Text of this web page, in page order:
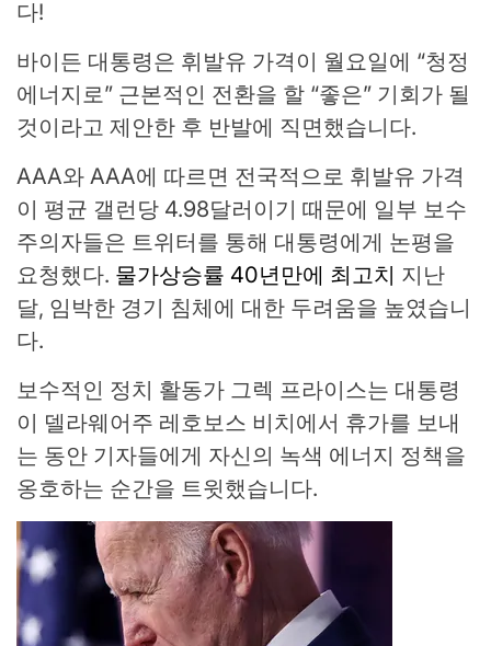
다!
바이든 대통령은 휘발유 가격이 월요일에 “청정
에너지로” 근본적인 전환을 할 “좋은” 기회가 될
것이라고 제안한 후 반발에 직면했습니다.
AAA와 AAA에 따르면 전국적으로 휘발유 가격
이 평균 갤런당 4.98달러이기 때문에 일부 보수
주의자들은 트위터를 통해 대통령에게 논평을
요청했다. 물가상승률 40년만에 최고치 지난
달, 임박한 경기 침체에 대한 두려움을 높였습니
다.
보수적인 정치 활동가 그렉 프라이스는 대통령
이 델라웨어주 레호보스 비치에서 휴가를 보내
는 동안 기자들에게 자신의 녹색 에너지 정책을
옹호하는 순간을 트윗했습니다.